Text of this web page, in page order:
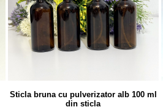
Sticla bruna cu pulverizator alb 100 ml
din sticla